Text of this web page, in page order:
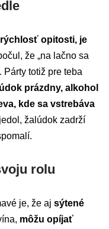
opitosti, je
že „na lačno sa
Párty totiž pre teba
prázdny, alkohol
kde sa vstrebáva
žalúdok zadrží
rolu
je, že aj sýtené
môžu opíjať